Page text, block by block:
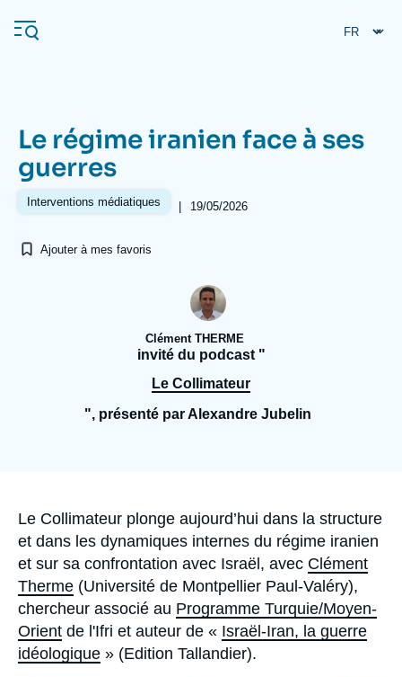
au
contenu
Navigation
principale
L'Ifri
Analyses
Se connecter
Recherches fréquentes
Proche-Orient
Le régime iranien face à ses
guerres
Interventions médiatiques | 19/05/2026
Ajouter à mes favoris
Clément THERME
invité du podcast "
Le Collimateur
", présenté par Alexandre Jubelin
Accroche
Le Collimateur plonge aujourd’hui dans la structure
et dans les dynamiques internes du régime iranien
et sur sa confrontation avec Israël, avec Clément
Therme (Université de Montpellier Paul-Valéry),
chercheur associé au Programme Turquie/Moyen-
Orient de l'Ifri et auteur de « Israël-Iran, la guerre
idéologique » (Edition Tallandier).